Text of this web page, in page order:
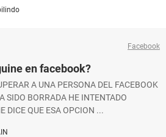
Facebook
en facebook?
A UNA PERSONA DEL FACEBOOK
SIDO BORRADA HE INTENTADO
DICE QUE ESA OPCION ...